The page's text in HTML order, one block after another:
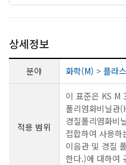
상세정보
분야 화학(M) > 플라
적용 범위
이 표준은 KS M
폴리염화비닐관
경질폴리염화비
접합하여 사용하
이음관 및 경질
한다.)에 대하여